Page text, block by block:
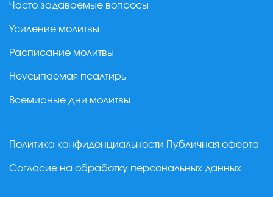
Часто задаваемые вопросы
Усиление молитвы
Расписание молитвы
Неусыпаемая псалтирь
Всемирные дни молитвы
Политика конфиденциальности Публичная оферта
Согласие на обработку персональных данных